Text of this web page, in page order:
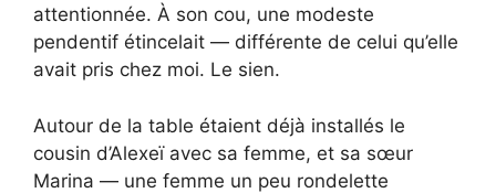
attentionnée. À son cou, une modeste
pendentif étincelait — différente de celui qu’elle
avait pris chez moi. Le sien.
Autour de la table étaient déjà installés le
cousin d’Alexeï avec sa femme, et sa sœur
Marina — une femme un peu rondelette